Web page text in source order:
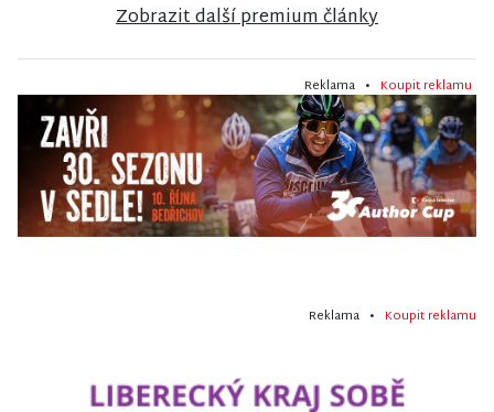
Zobrazit další premium články
Reklama • Koupit reklamu
Reklama • Koupit reklamu